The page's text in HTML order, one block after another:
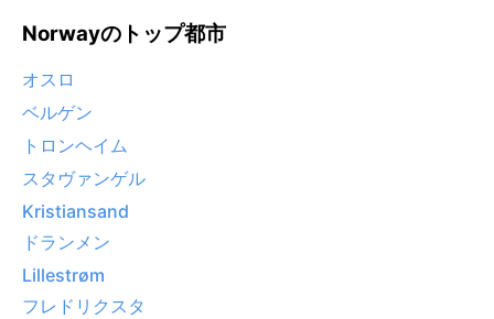
Norwayのトップ都市
オスロ
ベルゲン
トロンヘイム
スタヴァンゲル
Kristiansand
ドランメン
Lillestrøm
フレドリクスタ